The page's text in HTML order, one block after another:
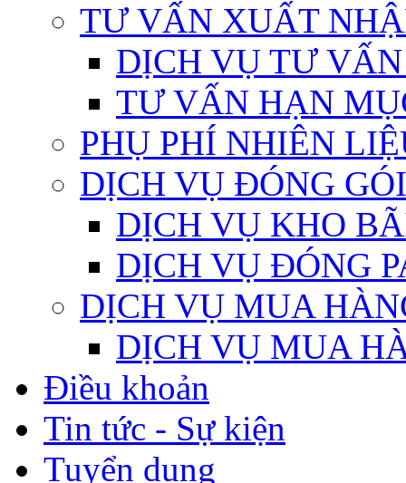
TƯ VẤN XUẤT
DỊCH VỤ TƯ
TƯ VẤN HẠN
PHỤ PHÍ NHIÊN
DỊCH VỤ ĐÓNG
DỊCH VỤ KHO
DỊCH VỤ ĐÓNG
DỊCH VỤ MUA
DỊCH VỤ MUA
Điều khoản
Tin tức - Sự kiện
Tuyển dụng